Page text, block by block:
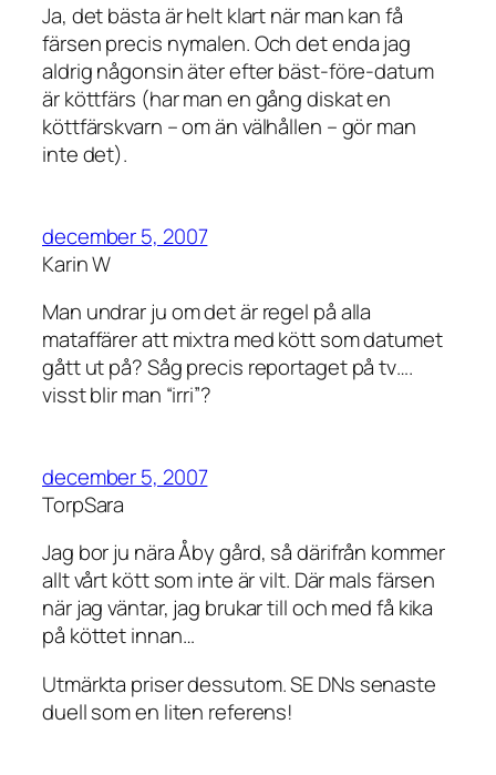
Ja, det bästa är helt klart när man kan få
färsen precis nymalen. Och det enda jag
aldrig någonsin äter efter bäst-före-datum
är köttfärs (har man en gång diskat en
köttfärskvarn – om än välhållen – gör man
inte det).
december 5, 2007
Karin W
Man undrar ju om det är regel på alla
mataffärer att mixtra med kött som datumet
gått ut på? Såg precis reportaget på tv….
visst blir man “irri”?
december 5, 2007
TorpSara
Jag bor ju nära Åby gård, så därifrån kommer
allt vårt kött som inte är vilt. Där mals färsen
när jag väntar, jag brukar till och med få kika
på köttet innan…
Utmärkta priser dessutom. SE DNs senaste
duell som en liten referens!